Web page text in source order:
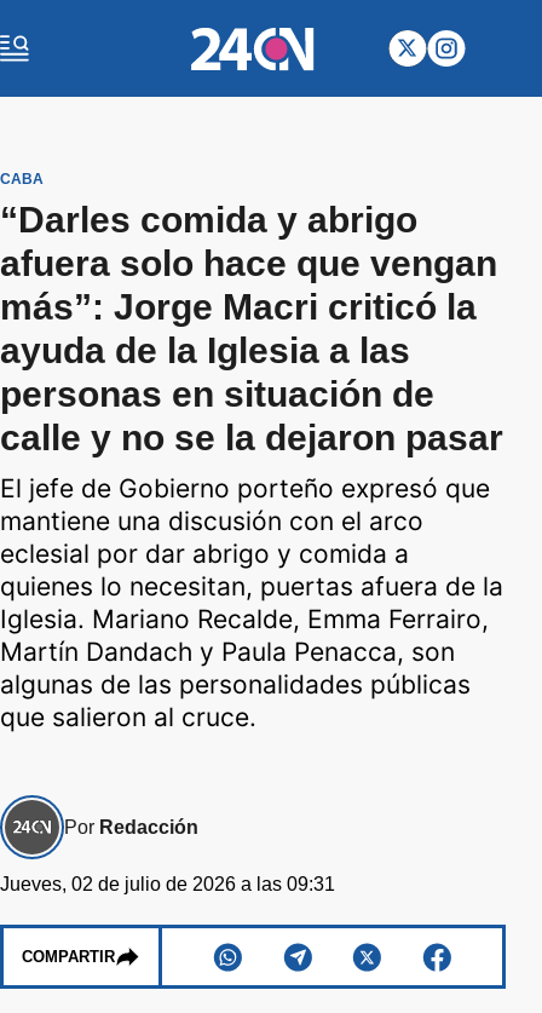
CABA
“Darles comida y abrigo
afuera solo hace que vengan
más”: Jorge Macri criticó la
ayuda de la Iglesia a las
personas en situación de
calle y no se la dejaron pasar
El jefe de Gobierno porteño expresó que
mantiene una discusión con el arco
eclesial por dar abrigo y comida a
quienes lo necesitan, puertas afuera de la
Iglesia. Mariano Recalde, Emma Ferrairo,
Martín Dandach y Paula Penacca, son
algunas de las personalidades públicas
que salieron al cruce.
Por Redacción
Jueves, 02 de julio de 2026 a las 09:31
COMPARTIR